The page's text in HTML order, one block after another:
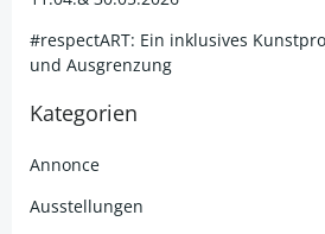
#respectART: Ein inklusives
und Ausgrenzung
Kategorien
Annonce
Ausstellungen